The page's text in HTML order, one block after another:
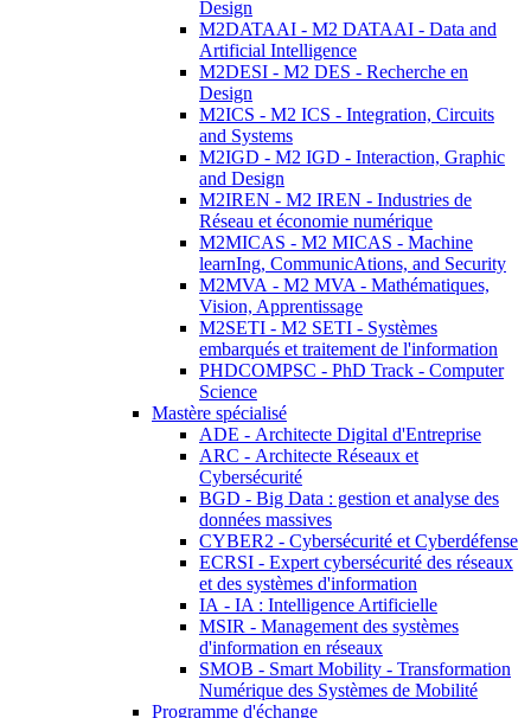
Design
M2DATAAI - M2 DATAAI - Data and
Artificial Intelligence
M2DESI - M2 DES - Recherche en
Design
M2ICS - M2 ICS - Integration, Circuits
and Systems
M2IGD - M2 IGD - Interaction, Graphic
and Design
M2IREN - M2 IREN - Industries de
Réseau et économie numérique
M2MICAS - M2 MICAS - Machine
learnIng, CommunicAtions, and Security
M2MVA - M2 MVA - Mathématiques,
Vision, Apprentissage
M2SETI - M2 SETI - Systèmes
embarqués et traitement de l'information
PHDCOMPSC - PhD Track - Computer
Science
Mastère spécialisé
ADE - Architecte Digital d'Entreprise
ARC - Architecte Réseaux et
Cybersécurité
BGD - Big Data : gestion et analyse des
données massives
CYBER2 - Cybersécurité et Cyberdéfense
ECRSI - Expert cybersécurité des réseaux
et des systèmes d'information
IA - IA : Intelligence Artificielle
MSIR - Management des systèmes
d'information en réseaux
SMOB - Smart Mobility - Transformation
Numérique des Systèmes de Mobilité
Programme d'échange